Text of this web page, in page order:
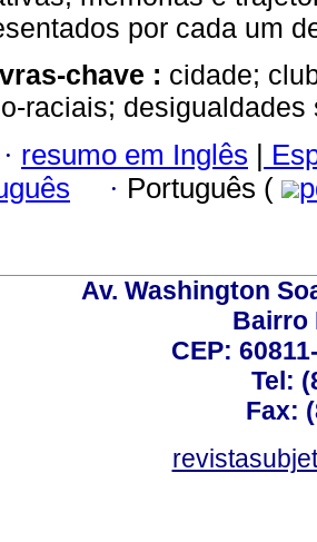
por cada um
chave : cidade;
raciais;
· resumo em Inglês |
· Português (
Av. Washington
Bairro
CEP:
Tel:
Fax: